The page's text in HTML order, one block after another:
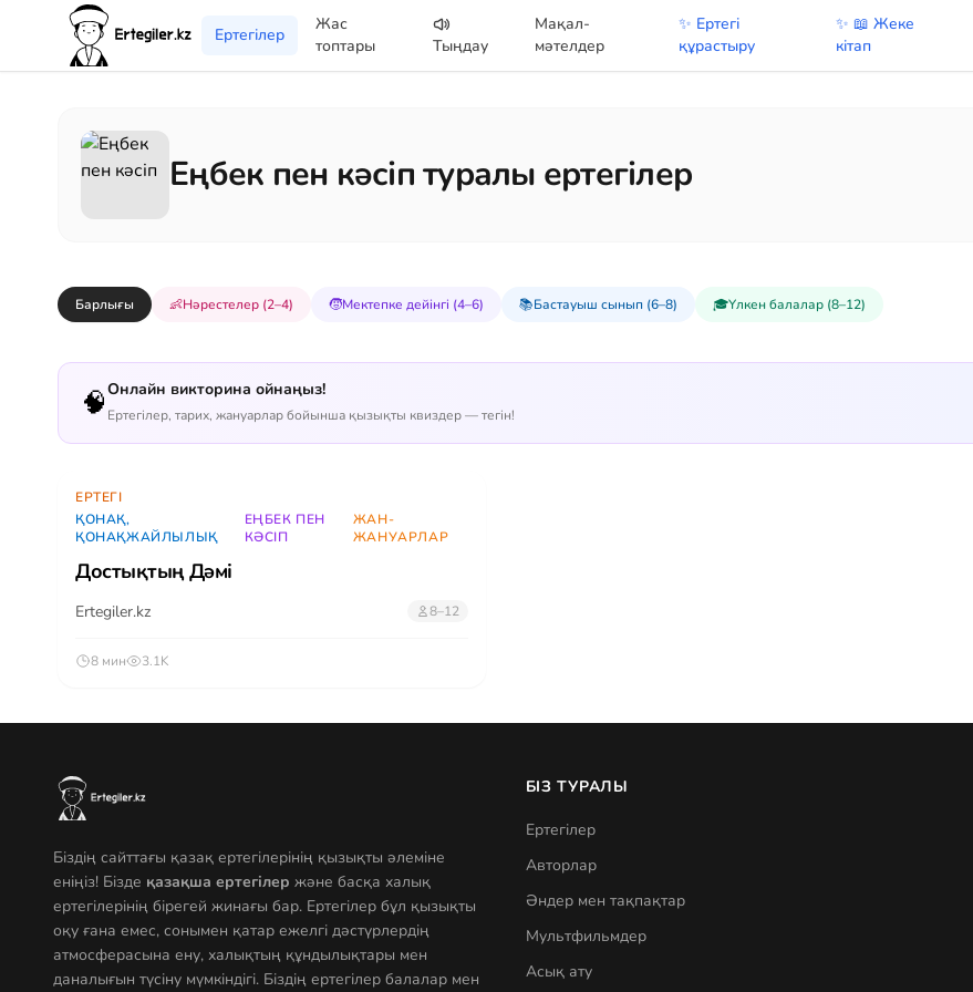
Ертегілер
Жас
топтары
Тыңдау
Мақал-
мәтелдер
✨ Ертегі
құрастыру
✨ 📖 Жеке
кітап
Eңбек пен кәсіп туралы ертегілер
Барлығы 👶Нәрестелер (2–4) 🧒Мектепке дейінгі (4–6) 📚Бастауыш сынып (6–8) 🎓Үлкен балалар (8–12)
🧠Онлайн викторина ойнаңыз!
Ертегілер, тарих, жануарлар бойынша қызықты квиздер — тегін!
ЕРТЕГІ
ҚОНАҚ,
ҚОНАҚЖАЙЛЫЛЫҚ
EҢБЕК ПЕН
КӘСІП
ЖАН-
ЖАНУАРЛАР
Достықтың Дәмі
Ertegiler.kz 8–12
8 мин 3.1K
Біздің сайттағы қазақ ертегілерінің қызықты әлеміне
еніңіз! Бізде қазақша ертегілер және басқа халық
ертегілерінің бірегей жинағы бар. Ертегілер бұл қызықты
оқу ғана емес, сонымен қатар ежелгі дәстүрлердің
атмосферасына ену, халықтың құндылықтары мен
даналығын түсіну мүмкіндігі. Біздің ертегілер балалар мен
БІЗ ТУРАЛЫ
Ертегілер
Авторлар
Әндер мен тақпақтар
Мультфильмдер
Асық ату